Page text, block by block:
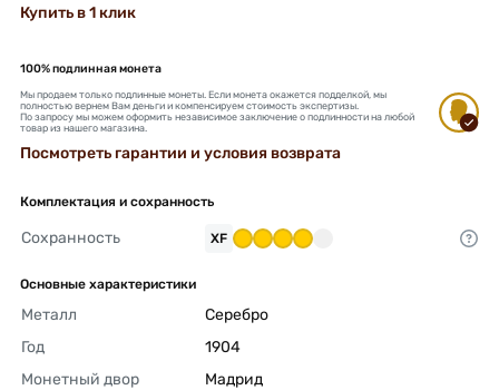
Купить в 1 клик
100% подлинная монета
Мы продаем только подлинные монеты. Если монета окажется подделкой, мы
полностью вернем Вам деньги и компенсируем стоимость экспертизы.
По запросу мы можем оформить независимое заключение о подлинности на любой
товар из нашего магазина.
Посмотреть гарантии и условия возврата
Комплектация и сохранность
Сохранность XF
Основные характеристики
Металл
Серебро
Год
1904
Монетный двор
Мадрид